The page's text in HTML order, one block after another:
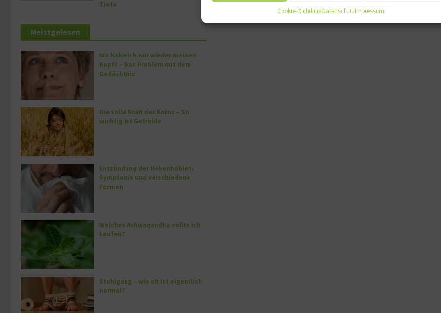
Cookie-RichtlinieDatenschutzImpressum
Tiefe
Meistgelesen
Wo habe ich nur wieder meinen
Kopf? – Das Problem mit dem
Gedächtnis
Die volle Kraft des Korns – So
wichtig ist Getreide
Entzündung der Nebenhöhlen:
Symptome und verschiedene
Formen
Welches Ashwagandha sollte ich
kaufen?
Stuhlgang – wie oft ist eigentlich
normal?